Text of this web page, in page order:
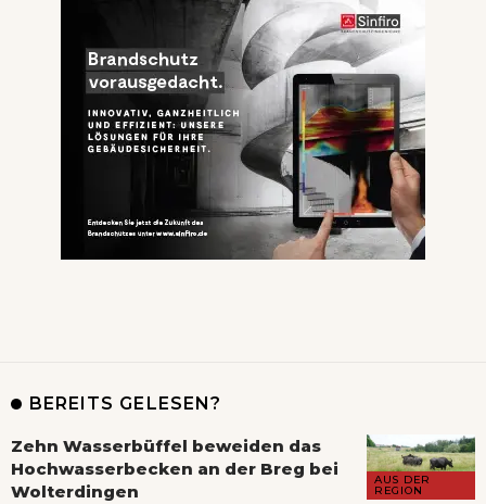
BEREITS GELESEN?
AUS DER
REGION
Zehn Wasserbüffel beweiden das
Hochwasserbecken an der Breg bei
Wolterdingen